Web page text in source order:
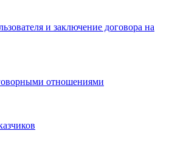
и заключение договора на
отношениями